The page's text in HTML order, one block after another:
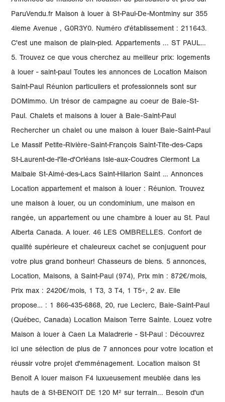
ParuVendu.fr Maison à louer à St-Paul-De-Montminy sur 355
4ieme Avenue , G0R3Y0. Numéro d'établissement : 211643.
C'est une maison de plain-pied. Appartements ... ST PAUL…
5. Trouvez ce que vous cherchez au meilleur prix: logements
à louer - saint-paul Toutes les annonces de Location Maison
Saint-Paul Réunion particuliers et professionnels sont sur
DOMimmo. Un trésor de campagne au coeur de Baie-St-
Paul. Chalets et maisons à louer à Baie-Saint-Paul
Rechercher un chalet ou une maison à louer Baie-Saint-Paul
Le Massif Petite-Rivière-Saint-François Saint-Tite-des-Caps
St-Laurent-de-l'île-d'Orléans Isle-aux-Coudres Clermont La
Malbaie St-Aimé-des-Lacs Saint-Hilarion Saint … Annonces
Location appartement et maison à louer : Réunion. Trouvez
une maison à louer, ou un condominium, une maison en
rangée, un appartement ou une chambre à louer au St. Paul
Alberta Canada. A louer. 46 LES OMBRELLES. Confort de
qualité supérieure et chaleureux cachet se conjuguent pour
votre plus grand bonheur! Chasseurs de biens. 5 annonces,
Location, Maisons, à Saint-Paul (974), Prix min : 872€/mois,
Prix max : 2420€/mois, 1 T3, 3 T4, 1 T5+, 2 av. Elle
propose… : 1 866-435-6868, 20, rue Leclerc, Baie-Saint-Paul
(Québec, Canada) Location Maison Terre Sainte. Louez votre
Maison à louer à Caen La Maladrerie - St-Paul : Découvrez
ici une sélection de plus de 7 annonces pour votre location et
réussir votre projet d'emménagement. Location maison St
Benoit A louer maison F4 luxueusement meublée dans les
hauts de à St-BENOIT DE 120 M² sur terrain... Besoin d'un